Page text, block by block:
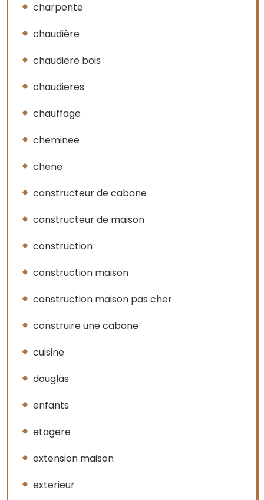
charpente
chaudière
chaudiere bois
chaudieres
chauffage
cheminee
chene
constructeur de cabane
constructeur de maison
construction
construction maison
construction maison pas cher
construire une cabane
cuisine
douglas
enfants
etagere
extension maison
exterieur